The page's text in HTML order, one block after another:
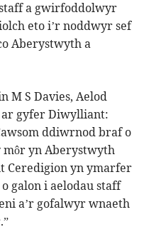
a gwirfoddolwyr
eto i’r noddwyr sef
Aberystwyth a
M S Davies, Aelod
ar gyfer Diwylliant:
ddiwrnod braf o
môr yn Aberystwyth
Ceredigion yn ymarfer
o galon i aelodau staff
a’r gofalwyr wnaeth